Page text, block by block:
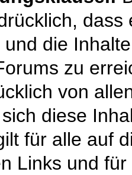
die
zu
von
diese
für alle auf
Links und